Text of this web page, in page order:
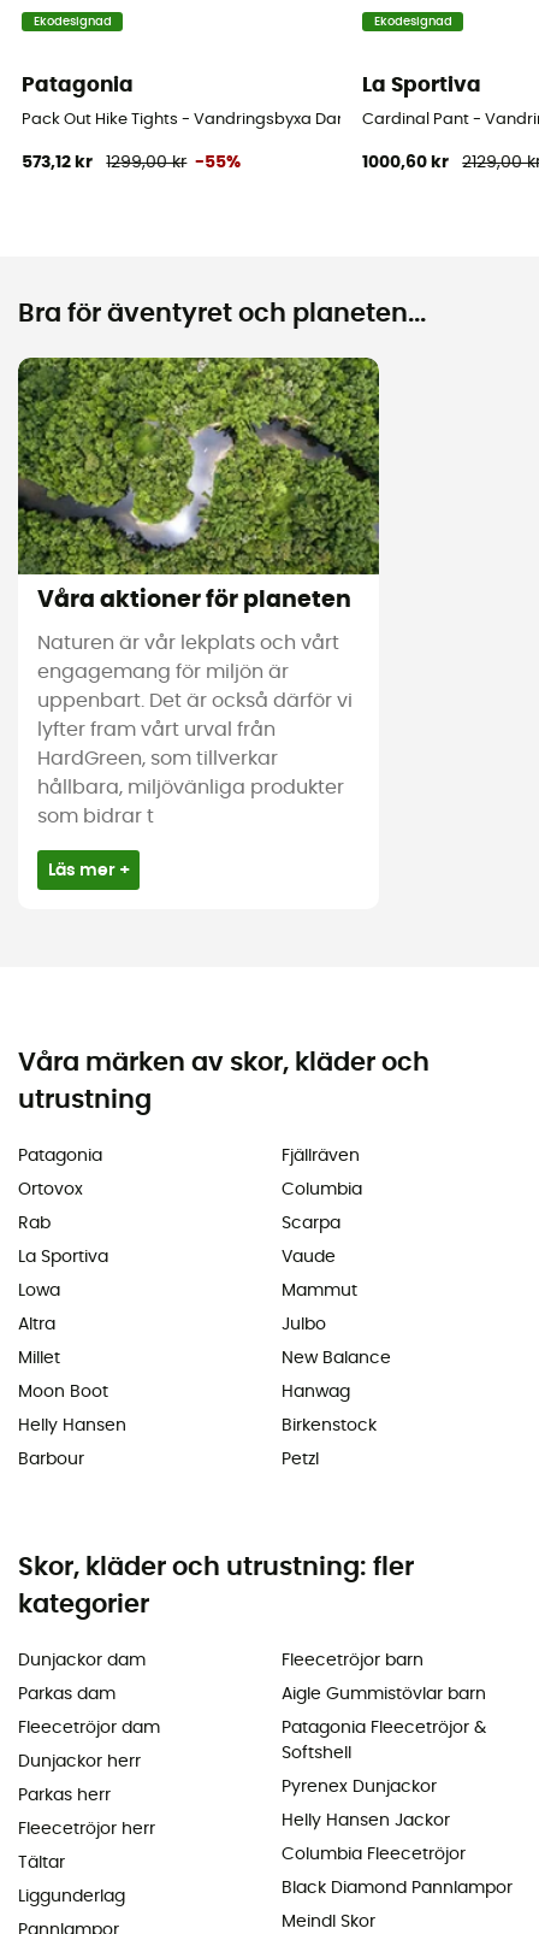
Ekodesignad
Patagonia
Pack Out Hike Tights - Vandringsbyxa Dam
573,12 kr 1299,00 kr -55%
Ekodesignad
La Sportiva
Cardinal Pant -
1000,60 kr 2129,00
Bra för äventyret och planeten...
Våra aktioner för planeten
Naturen är vår lekplats och vårt
engagemang för miljön är
uppenbart. Det är också därför vi
lyfter fram vårt urval från
HardGreen, som tillverkar
hållbara, miljövänliga produkter
som bidrar t
Läs mer +
Våra märken av skor, kläder och
utrustning
Patagonia
Ortovox
Rab
La Sportiva
Lowa
Altra
Millet
Moon Boot
Helly Hansen
Barbour
Fjällräven
Columbia
Scarpa
Vaude
Mammut
Julbo
New Balance
Hanwag
Birkenstock
Petzl
Skor, kläder och utrustning: fler
kategorier
Dunjackor dam
Parkas dam
Fleecetröjor dam
Dunjackor herr
Parkas herr
Fleecetröjor herr
Tältar
Liggunderlag
Pannlampor
Fleecetröjor barn
Aigle Gummistövlar barn
Patagonia Fleecetröjor &
Softshell
Pyrenex Dunjackor
Helly Hansen Jackor
Columbia Fleecetröjor
Black Diamond Pannlampor
Meindl Skor